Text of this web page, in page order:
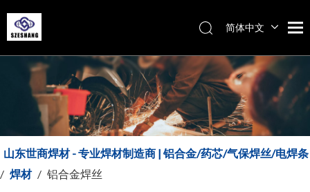
简体中文
Italiano
English
山东世商焊材 - 专业焊材制造商 | 铝合金/药芯/气保焊丝/电焊条
/ 焊材 / 铝合金焊丝